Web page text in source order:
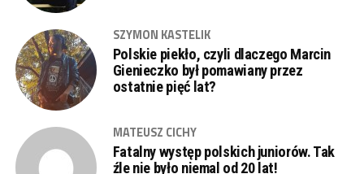
SZYMON KASTELIK
Polskie piekło, czyli dlaczego Marcin
Gienieczko był pomawiany przez
ostatnie pięć lat?
MATEUSZ CICHY
Fatalny występ polskich juniorów. Tak
źle nie było niemal od 20 lat!